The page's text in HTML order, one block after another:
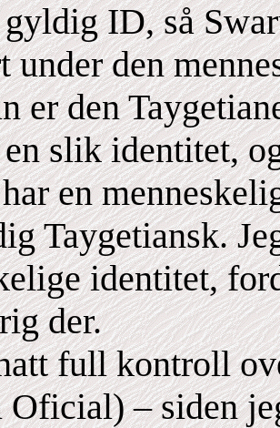
ID, så
under den
er den
slik identitet,
en
Taygetiansk.
identitet,
der.
full kontroll
Oficial) – siden